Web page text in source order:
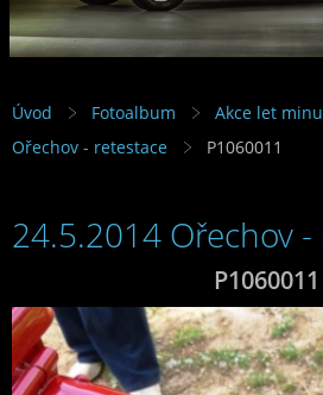
Úvod Fotoalbum Akce let
Ořechov - retestace
P1060011
24.5.2014 Ořechov -
P1060011